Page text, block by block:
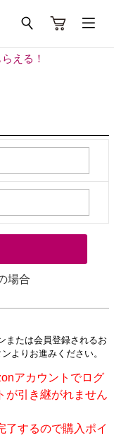
える！
場合
または会員登録されるお
よりお進みください。
アカウントでログ
が引き継がれません
了するので購入ポイ